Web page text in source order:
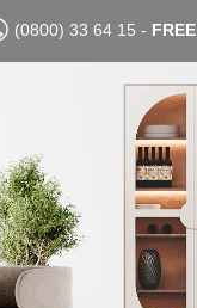
(0800) 33 64 15 - FREE